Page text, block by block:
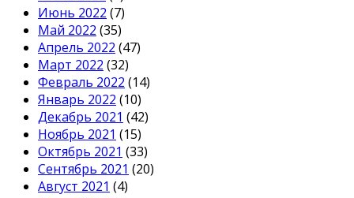
Июнь 2022 (7)
Май 2022 (35)
Апрель 2022 (47)
Март 2022 (32)
Февраль 2022 (14)
Январь 2022 (10)
Декабрь 2021 (42)
Ноябрь 2021 (15)
Октябрь 2021 (33)
Сентябрь 2021 (20)
Август 2021 (4)